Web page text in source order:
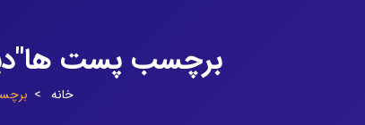
برچسب پست
خانه